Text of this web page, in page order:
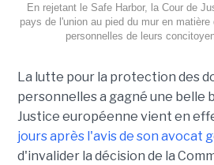
En rejetant le Safe Harbor, la Cour de
pays de l'union au pied du mur en
personnelles de leurs
La lutte pour la protection des
personnelles a gagné une belle
Justice européenne vient en
jours après l'avis de son avocat
d'invalider la décision de la